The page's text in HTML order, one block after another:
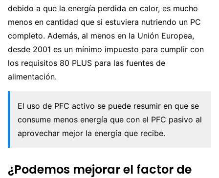
debido a que la energía perdida en calor, es mucho
menos en cantidad que si estuviera nutriendo un PC
completo. Además, al menos en la Unión Europea,
desde 2001 es un mínimo impuesto para cumplir con
los requisitos 80 PLUS para las fuentes de
alimentación.
El uso de PFC activo se puede resumir en que se
consume menos energía que con el PFC pasivo al
aprovechar mejor la energía que recibe.
¿Podemos mejorar el factor de